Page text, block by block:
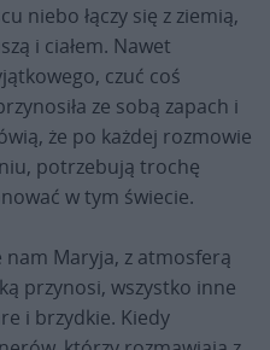
niebo łączy się z ziemią,
i ciałem. Nawet
czuć coś
ze sobą zapach i
że po każdej rozmowie
potrzebują trochę
w tym świecie.
Maryja, z atmosferą
przynosi, wszystko inne
i brzydkie. Kiedy